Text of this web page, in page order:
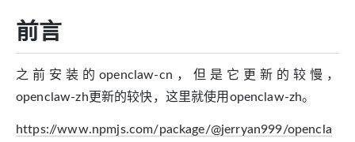
前言
之前安装的openclaw-cn，但是它更新的较慢，
openclaw-zh更新的较快，这里就使用openclaw-zh。
https://www.npmjs.com/package/@jerryan999/opencla